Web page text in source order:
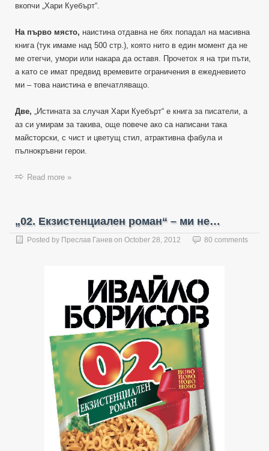
вкопчи „Хари Куебърт“.
На първо място, наистина отдавна не бях попадал на масивна
книга (тук имаме над 500 стр.), която нито в един момент да не
ме отегчи, умори или накара да оставя. Прочетох я на три пъти,
а като се имат предвид времевите ограничения в ежедневието
ми – това наистина е впечатляващо.
Две, „Истината за случая Хари Куебърт“ е книга за писатели, а
аз си умирам за такива, още повече ако са написани така
майсторски, с чист и цветущ стил, атрактивна фабула и
пълнокръвни герои.
Read more »
„02. Екзистенциален роман“ – ми не…
Posted by Преслав Ганев on October 28, 2012 80 comments